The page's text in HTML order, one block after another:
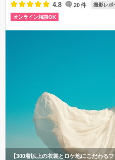
4.8 20件 撮影レポ
オンライン相談OK
【300着以上の衣裳とロケ地にこだわる